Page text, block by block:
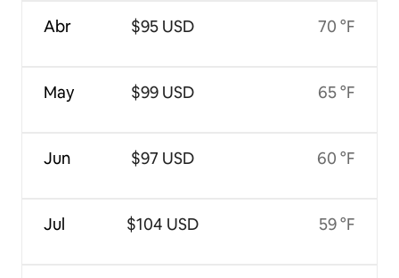
Abr
May
Jun
Jul
$95 USD
$99 USD
$97 USD
$104 USD
70 °F
65 °F
60 °F
59 °F